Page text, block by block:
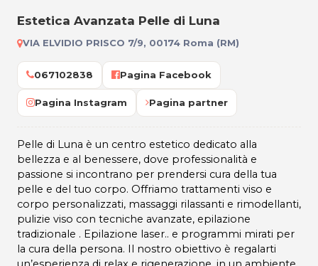
Estetica Avanzata Pelle di Luna
VIA ELVIDIO PRISCO 7/9, 00174 Roma (RM)
067102838 Pagina Facebook
Pagina Instagram Pagina partner
Pelle di Luna è un centro estetico dedicato alla
bellezza e al benessere, dove professionalità e
passione si incontrano per prendersi cura della tua
pelle e del tuo corpo. Offriamo trattamenti viso e
corpo personalizzati, massaggi rilassanti e rimodellanti,
pulizie viso con tecniche avanzate, epilazione
tradizionale . Epilazione laser.. e programmi mirati per
la cura della persona. Il nostro obiettivo è regalarti